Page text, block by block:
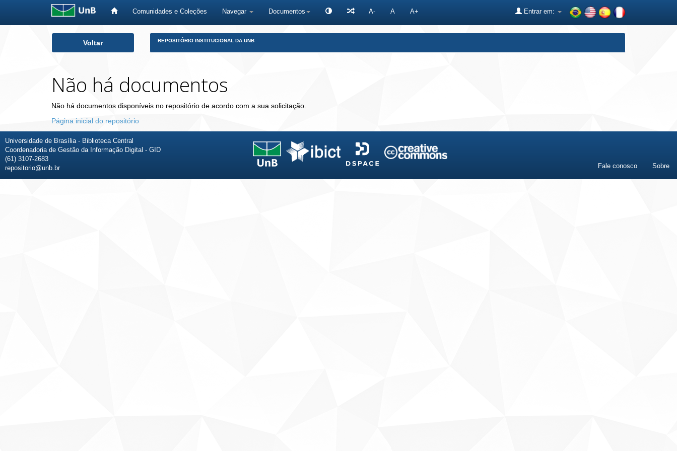
Comunidades e Coleções Navegar Documentos A- A A+ Entrar em:
Voltar REPOSITÓRIO INSTITUCIONAL DA UNB
Não há documentos
Não há documentos disponíveis no repositório de acordo com a sua solicitação.
Página inicial do repositório
Universidade de Brasília - Biblioteca Central
Coordenadoria de Gestão da Informação Digital - GID
(61) 3107-2683
repositorio@unb.br
Fale conosco Sobre